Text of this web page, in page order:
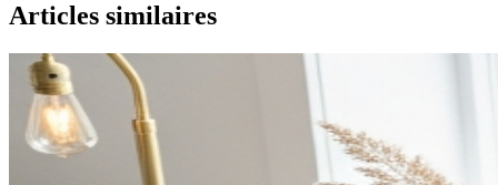
Articles similaires